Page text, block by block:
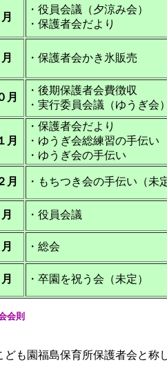
・役員会議（夕涼み会）
・保護者会だより
・保護者会かき氷販売
月
・後期保護者会費徴収
・実行委員会議（ゆうぎ会
月
・保護者会だより
・ゆうぎ会総練習の手伝い
・ゆうぎ会の手伝い
月 ・もちつき会の手伝い（未
・役員会議
・総会
・卒園を祝う会（未定）
会則
も園福島保育所保護者会と称